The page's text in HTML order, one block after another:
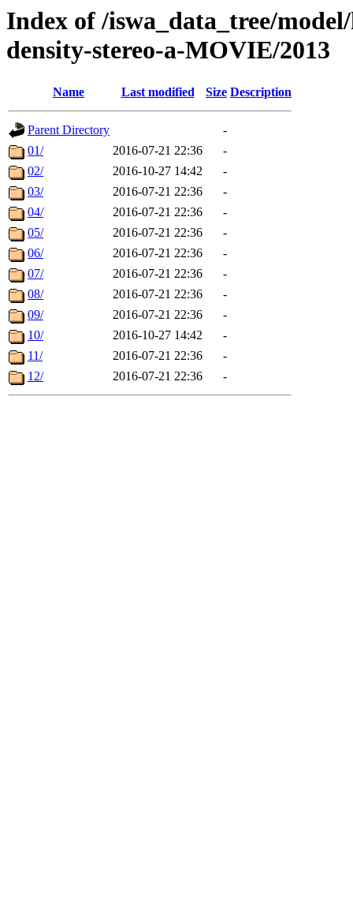
Index of /iswa_data_tree/
density-stereo-a-MOVIE/2013
Name Last modified Size Description
Parent Directory
-
01/
2016-07-21 22:36
-
02/
2016-10-27 14:42
-
03/
2016-07-21 22:36
-
04/
2016-07-21 22:36
-
05/
2016-07-21 22:36
-
06/
2016-07-21 22:36
-
07/
2016-07-21 22:36
-
08/
2016-07-21 22:36
-
09/
2016-07-21 22:36
-
10/
2016-10-27 14:42
-
11/
2016-07-21 22:36
-
12/
2016-07-21 22:36 -